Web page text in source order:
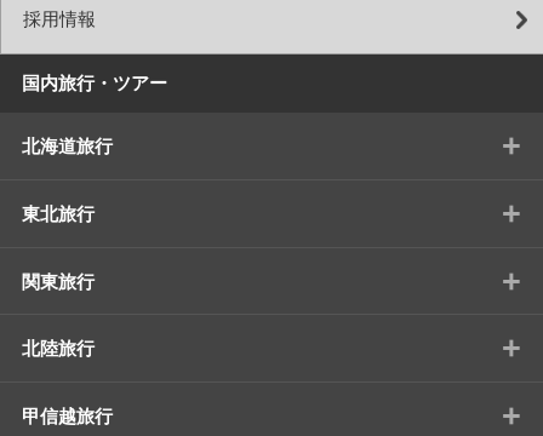
採用情報
国内旅行・ツアー
北海道旅行 +
東北旅行 +
関東旅行 +
北陸旅行 +
甲信越旅行 +